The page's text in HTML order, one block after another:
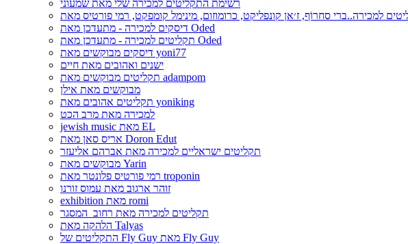
רשימת התקליטים למכירה שלי מאת שמעוני
דיסקים למכירה - מתעדכן מאת Oded
תקליטים למכירה - מתעדכן מאת Oded
דיסקים מבוקשים מאת yoni77
ישנים ואהובים מאת חיים
תקליטים מבוקשים מאת adampom
מבוקשים מאת אילן
תקליטים אהובים מאת yoniking
למכירה מאת מרב הכט
jewish music מאת EL
אריס סאן מאת Doron Edut
תקליטים ישראליים למכירה מאת אברהם אליעזר
מבוקשים מאת Yarin
רמי פורטיס פלונטר מאת troponin
זוהר ארגוב מאת עמוס זורנו
exhibition מאת romi
תקליטים למכירה מאת רחוב_המסגר
הלהקה מאת Talyas
התקליטים של Fly Guy מאת Fly Guy